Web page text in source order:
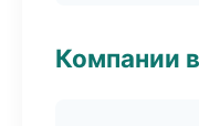
Компании